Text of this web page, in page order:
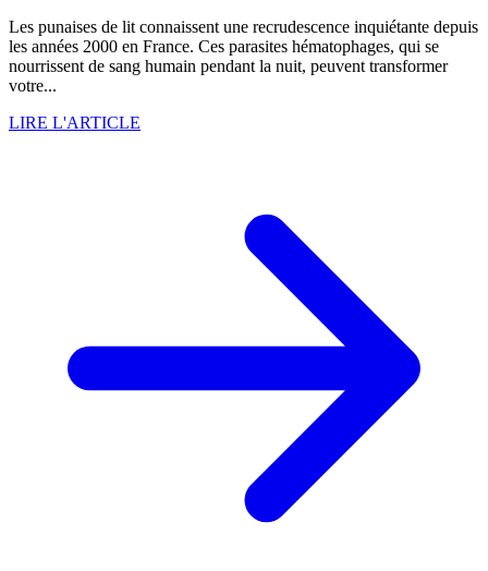
Les punaises de lit connaissent une recrudescence inquiétante depuis
les années 2000 en France. Ces parasites hématophages, qui se
nourrissent de sang humain pendant la nuit, peuvent transformer
votre...
LIRE L'ARTICLE